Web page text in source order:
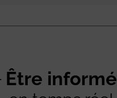
Être informé